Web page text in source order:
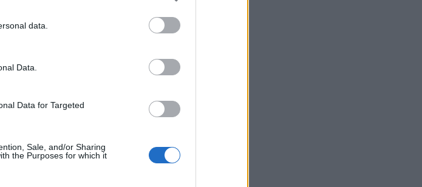
data.
Data.
Data for Targeted
Sale, and/or Sharing
the Purposes for which it